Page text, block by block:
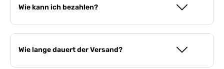
Wie kann ich bezahlen?
Wie lange dauert der Versand?